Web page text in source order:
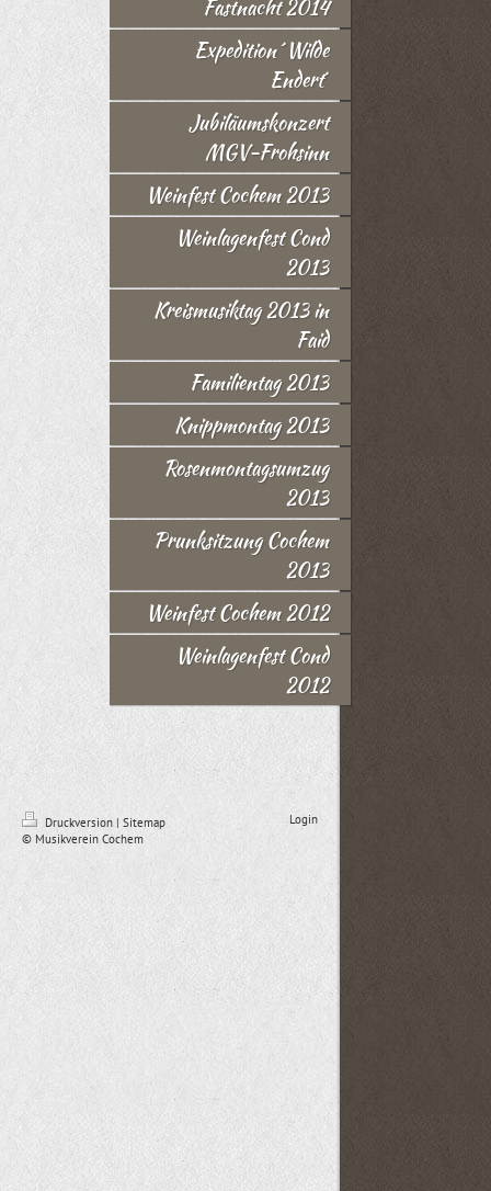
Fastnacht 2014
Expedition ´Wilde
Endert´
Jubiläumskonzert
MGV-Frohsinn
Weinfest Cochem 2013
Weinlagenfest Cond
2013
Kreismusiktag 2013 in
Faid
Familientag 2013
Knippmontag 2013
Rosenmontagsumzug
2013
Prunksitzung Cochem
2013
Weinfest Cochem 2012
Weinlagenfest Cond
2012
Druckversion | Sitemap
© Musikverein Cochem
Login